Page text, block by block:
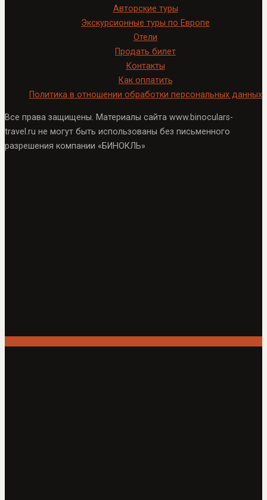
Авторские туры
Экскурсионные туры по Европе
Отели
Продать билет
Контакты
Как оплатить
Политика в отношении обработки персональных данных
Все права защищены. Материалы сайта www.binoculars-
travel.ru не могут быть использованы без письменного
разрешения компании «БИНОКЛЬ»